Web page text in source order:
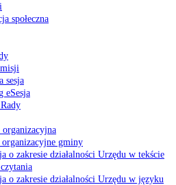
społeczna
sesja
eSesja
organizacyjne gminy
o zakresie działalności Urzędu w tekście
o zakresie działalności Urzędu w języku